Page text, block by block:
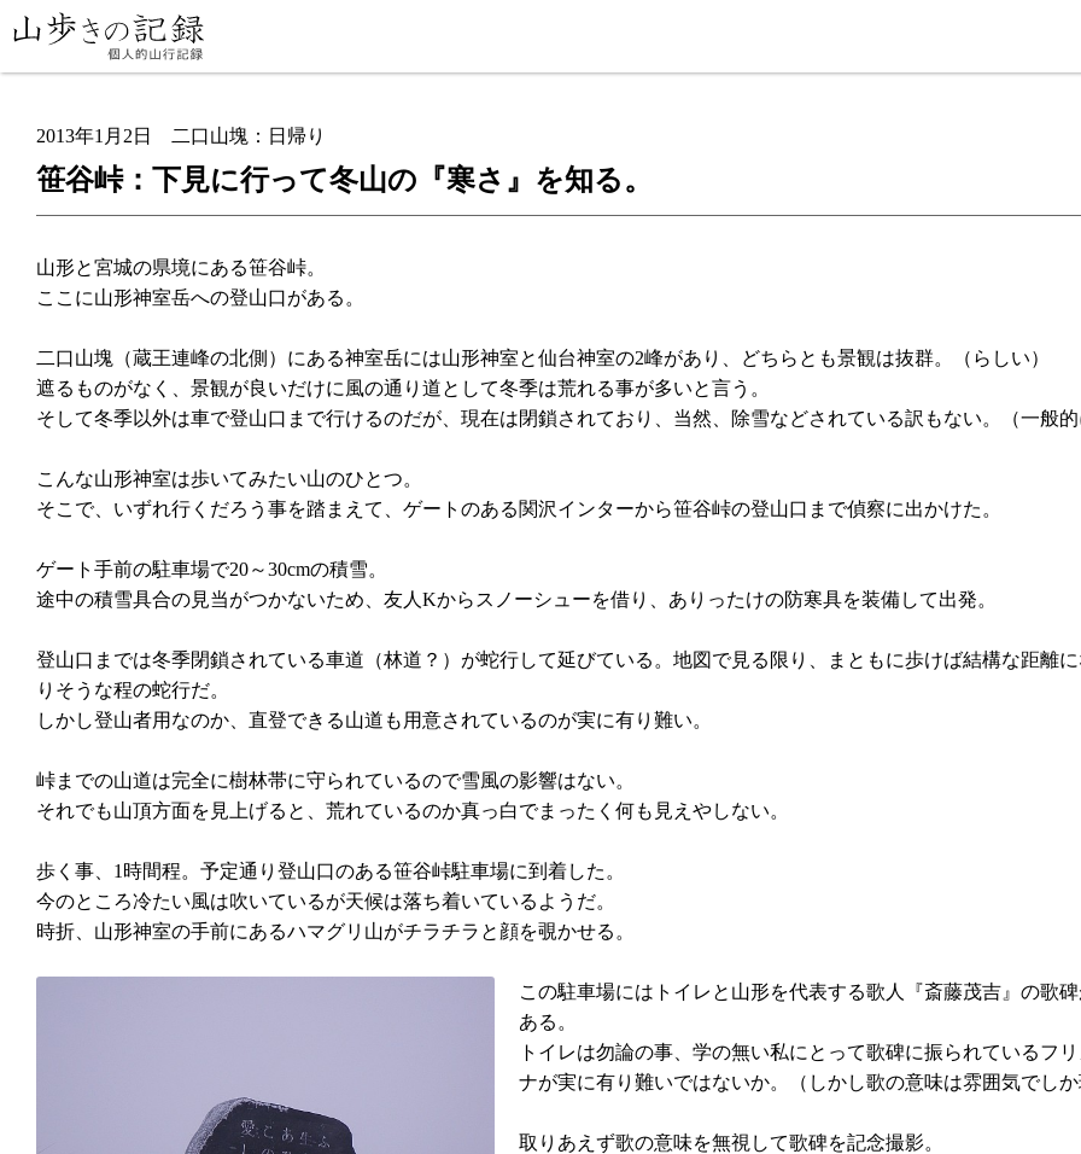
2013年1月2日 二口山塊：日帰り
笹谷峠：下見に行って冬山の『寒さ』を知る。
山形と宮城の県境にある笹谷峠。
ここに山形神室岳への登山口がある。
二口山塊（蔵王連峰の北側）にある神室岳には山形神室と仙台神室の2峰があり、どちらとも景観は抜群。（らしい）
遮るものがなく、景観が良いだけに風の通り道として冬季は荒れる事が多いと言う。
そして冬季以外は車で登山口まで行けるのだが、現在は閉鎖されており、当然、除雪などされている訳もない。（一般
こんな山形神室は歩いてみたい山のひとつ。
そこで、いずれ行くだろう事を踏まえて、ゲートのある関沢インターから笹谷峠の登山口まで偵察に出かけた。
ゲート手前の駐車場で20～30cmの積雪。
途中の積雪具合の見当がつかないため、友人Kからスノーシューを借り、ありったけの防寒具を装備して出発。
登山口までは冬季閉鎖されている車道（林道？）が蛇行して延びている。地図で見る限り、まともに歩けば結構な距離
りそうな程の蛇行だ。
しかし登山者用なのか、直登できる山道も用意されているのが実に有り難い。
峠までの山道は完全に樹林帯に守られているので雪風の影響はない。
それでも山頂方面を見上げると、荒れているのか真っ白でまったく何も見えやしない。
歩く事、1時間程。予定通り登山口のある笹谷峠駐車場に到着した。
今のところ冷たい風は吹いているが天候は落ち着いているようだ。
時折、山形神室の手前にあるハマグリ山がチラチラと顔を覗かせる。
この駐車場にはトイレと山形を代表する歌人『斎藤茂吉』の歌
ある。
トイレは勿論の事、学の無い私にとって歌碑に振られているフ
ナが実に有り難いではないか。（しかし歌の意味は雰囲気でし
取りあえず歌の意味を無視して歌碑を記念撮影。